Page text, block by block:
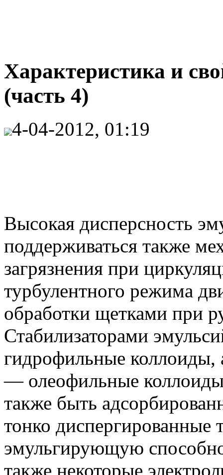
Характеристика и
(часть 4)
4-04-2012, 01:19
Высокая дисперсность
поддерживаться также
загрязнения при
турбулентного режима
обработки щетками при
Стабилизаторами
гидрофильные коллоиды,
— олеофильные
также быть
тонко диспергированные
эмульгирующую
также некоторые